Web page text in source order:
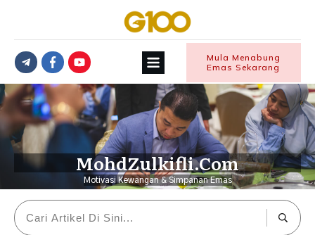
Mula Menabung
Emas Sekarang
MohdZulkifli.Com
Motivasi Kewangan & Simpanan Emas